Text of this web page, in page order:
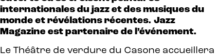
internationales du jazz et des musiques du
monde et révélations récentes. Jazz
Magazine est partenaire de l’événement.
Le Théâtre de verdure du Casone accueillera